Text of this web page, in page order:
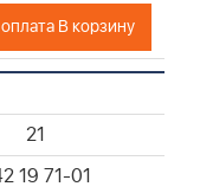
В корзину
21
19 71-01